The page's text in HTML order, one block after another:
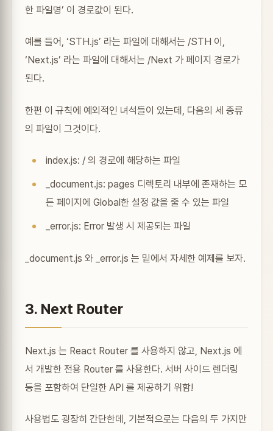
한 파일명’ 이 경로값이 된다.
예를 들어, ‘STH.js’ 라는 파일에 대해서는 /STH 이,
‘Next.js’ 라는 파일에 대해서는 /Next 가 페이지 경로가
된다.
한편 이 규칙에 예외적인 녀석들이 있는데, 다음의 세 종류
의 파일이 그것이다.
index.js: / 의 경로에 해당하는 파일
_document.js: pages 디렉토리 내부에 존재하는 모
든 페이지에 Global한 설정 값을 줄 수 있는 파일
_error.js: Error 발생 시 제공되는 파일
_document.js 와 _error.js 는 밑에서 자세한 예제를 보자.
3. Next Router
Next.js 는 React Router 를 사용하지 않고, Next.js 에
서 개발한 전용 Router 를 사용한다. 서버 사이드 렌더링
등을 포함하여 단일한 API 를 제공하기 위함!
사용법도 굉장히 간단한데, 기본적으로는 다음의 두 가지만